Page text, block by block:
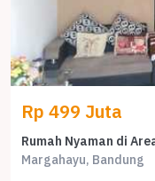
Rp 499 Juta
Margahayu, Bandung